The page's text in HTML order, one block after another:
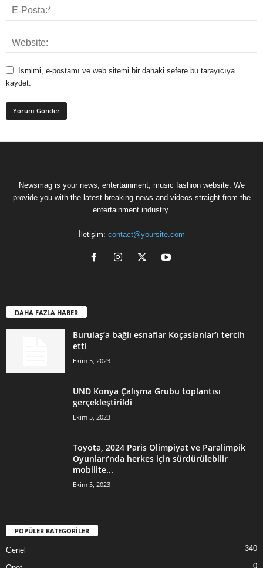
Ismimi, e-postamı ve web sitemi bir dahaki sefere bu tarayıcıya
kaydet.
Newsmag is your news, entertainment, music fashion website. We
provide you with the latest breaking news and videos straight from the
entertainment industry.
İletişim: contact@yoursite.com
DAHA FAZLA HABER
Burulaş’a bağlı esnaflar Koçaslanlar’ı tercih
etti
Ekim 5, 2023
UND Konya Çalışma Grubu toplantısı
gerçekleştirildi
Ekim 5, 2023
Toyota, 2024 Paris Olimpiyat ve Paralimpik
Oyunları’nda herkes için sürdürülebilir
mobilite...
Ekim 5, 2023
POPÜLER KATEGORİLER
Genel 340
0